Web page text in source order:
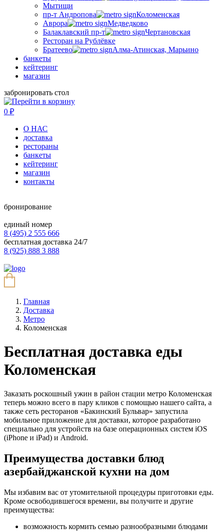
Мытищи
пр-т Андропова
Коломенская
Аврора
Медведково
Балаклавский пр-т
Чертановская
Ресторан на Рублёвке
Братеево
Алма-Атинская, Марьино
банкеты
кейтеринг
магазин
забронировать стол
0 ₽
О НАС
доставка
рестораны
банкеты
кейтеринг
магазин
контакты
бронирование
единый номер
8 (495) 2 555 666
бесплатная доставка 24/7
8 (925) 888 3 888
Главная
Доставка
Метро
Коломенская
Бесплатная доставка еды
Коломенская
Заказать роскошный ужин в район стации метро Коломенская
теперь можно всего в пару кликов с помощью нашего сайта, а
также сеть ресторанов «Бакинский Бульвар» запустила
мобильное приложение для доставки, которое разработано
специально для устройств на базе операционных систем iOS
(iPhone и iPad) и Android.
Преимущества доставки блюд
азербайджанской кухни на дом
Мы избавим вас от утомительной процедуры приготовки еды.
Кроме освободившегося времени, вы получите и другие
преимущества:
возможность кормить семью разнообразными блюдами